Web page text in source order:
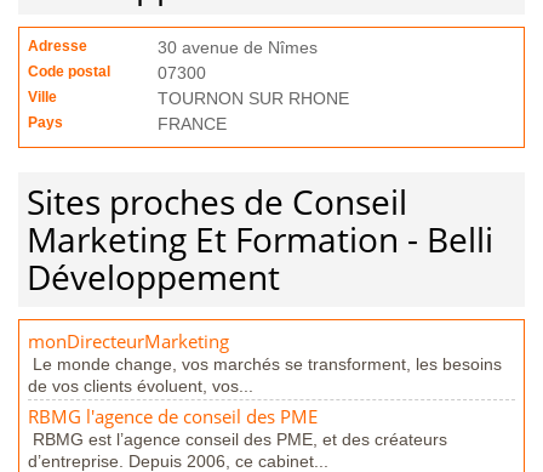
Adresse 30 avenue de Nîmes
Code postal 07300
Ville TOURNON SUR RHONE
Pays FRANCE
Sites proches de Conseil
Marketing Et Formation - Belli
Développement
monDirecteurMarketing
Le monde change, vos marchés se transforment, les besoins
de vos clients évoluent, vos...
RBMG l'agence de conseil des PME
RBMG est l’agence conseil des PME, et des créateurs
d’entreprise. Depuis 2006, ce cabinet...